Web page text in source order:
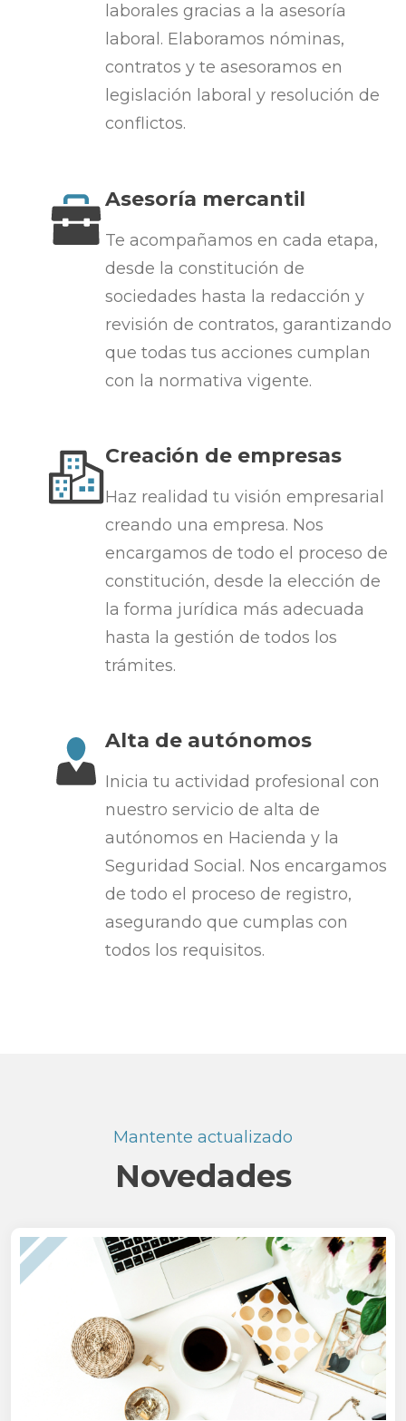
laborales gracias a la asesoría
laboral. Elaboramos nóminas,
contratos y te asesoramos en
legislación laboral y resolución de
conflictos.
Asesoría mercantil
Te acompañamos en cada etapa,
desde la constitución de
sociedades hasta la redacción y
revisión de contratos, garantizando
que todas tus acciones cumplan
con la normativa vigente.
Creación de empresas
Haz realidad tu visión empresarial
creando una empresa. Nos
encargamos de todo el proceso de
constitución, desde la elección de
la forma jurídica más adecuada
hasta la gestión de todos los
trámites.
Alta de autónomos
Inicia tu actividad profesional con
nuestro servicio de alta de
autónomos en Hacienda y la
Seguridad Social. Nos encargamos
de todo el proceso de registro,
asegurando que cumplas con
todos los requisitos.
Mantente actualizado
Novedades